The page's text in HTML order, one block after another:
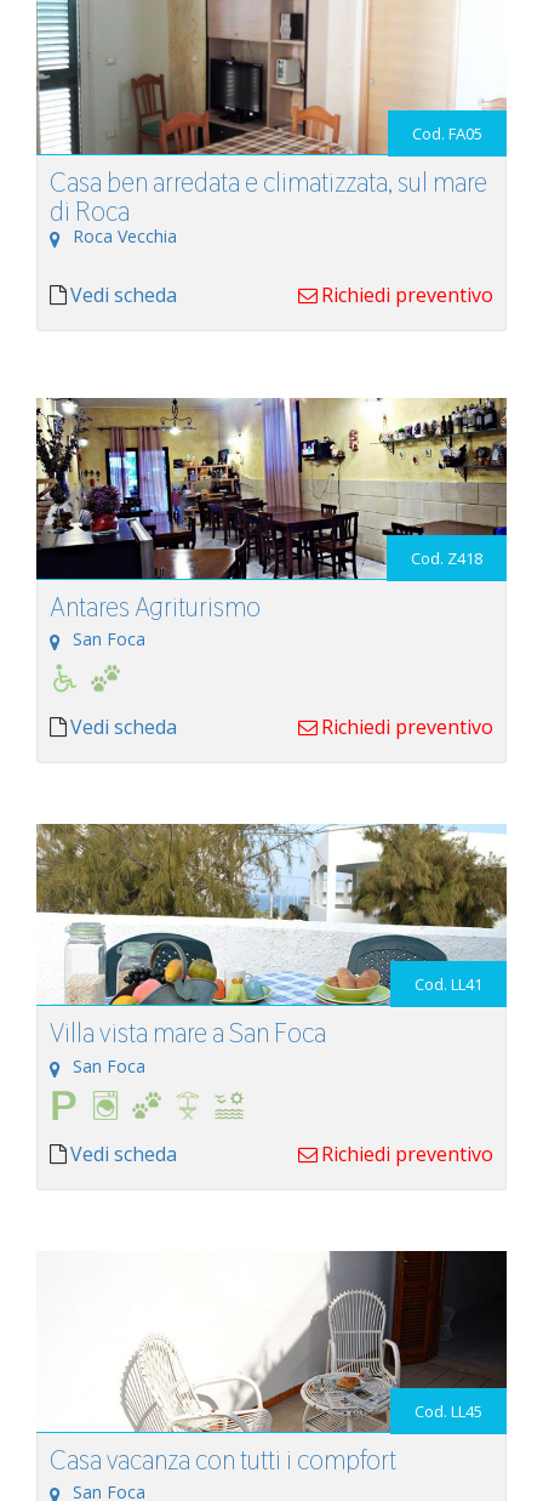
Cod. FA05
Casa ben arredata e climatizzata, sul mare
di Roca
Roca Vecchia
Vedi scheda Richiedi preventivo
Cod. Z418
Antares Agriturismo
San Foca
Vedi scheda Richiedi preventivo
Cod. LL41
Villa vista mare a San Foca
San Foca
Vedi scheda Richiedi preventivo
Cod. LL45
Casa vacanza con tutti i compfort
San Foca